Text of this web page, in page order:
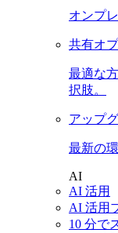
オンプ
共有オ
最適な
択肢。
アップ
最新の
AI
AI 活用
AI 活用
10 分で